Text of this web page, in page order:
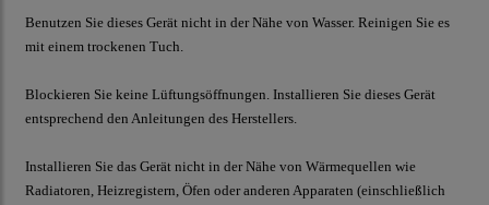
Benutzen Sie dieses Gerät nicht in der Nähe von Wasser. Reinigen Sie es
mit einem trockenen Tuch.
Blockieren Sie keine Lüftungsöffnungen. Installieren Sie dieses Gerät
entsprechend den Anleitungen des Herstellers.
Installieren Sie das Gerät nicht in der Nähe von Wärmequellen wie
Radiatoren, Heizregistern, Öfen oder anderen Apparaten (einschließlich